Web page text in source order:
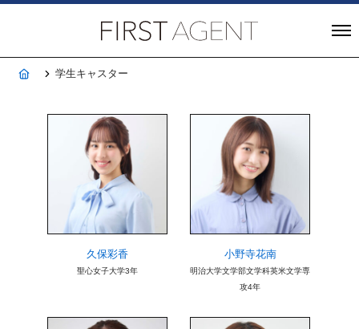
ホーム
学生キャスター
久保彩香
聖心女子大学3年
小野寺花南
明治大学文学部文学科英米文学専
攻4年